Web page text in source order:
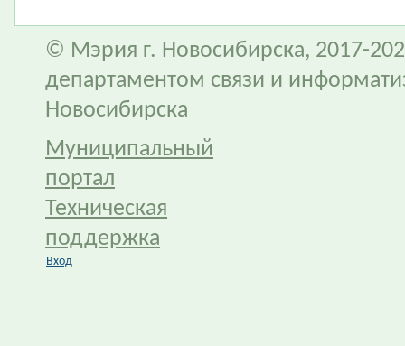
© Мэрия г. Новосибирска, 2017-
департаментом связи и
Новосибирска
Муниципальный
портал
Техническая
поддержка
Вход